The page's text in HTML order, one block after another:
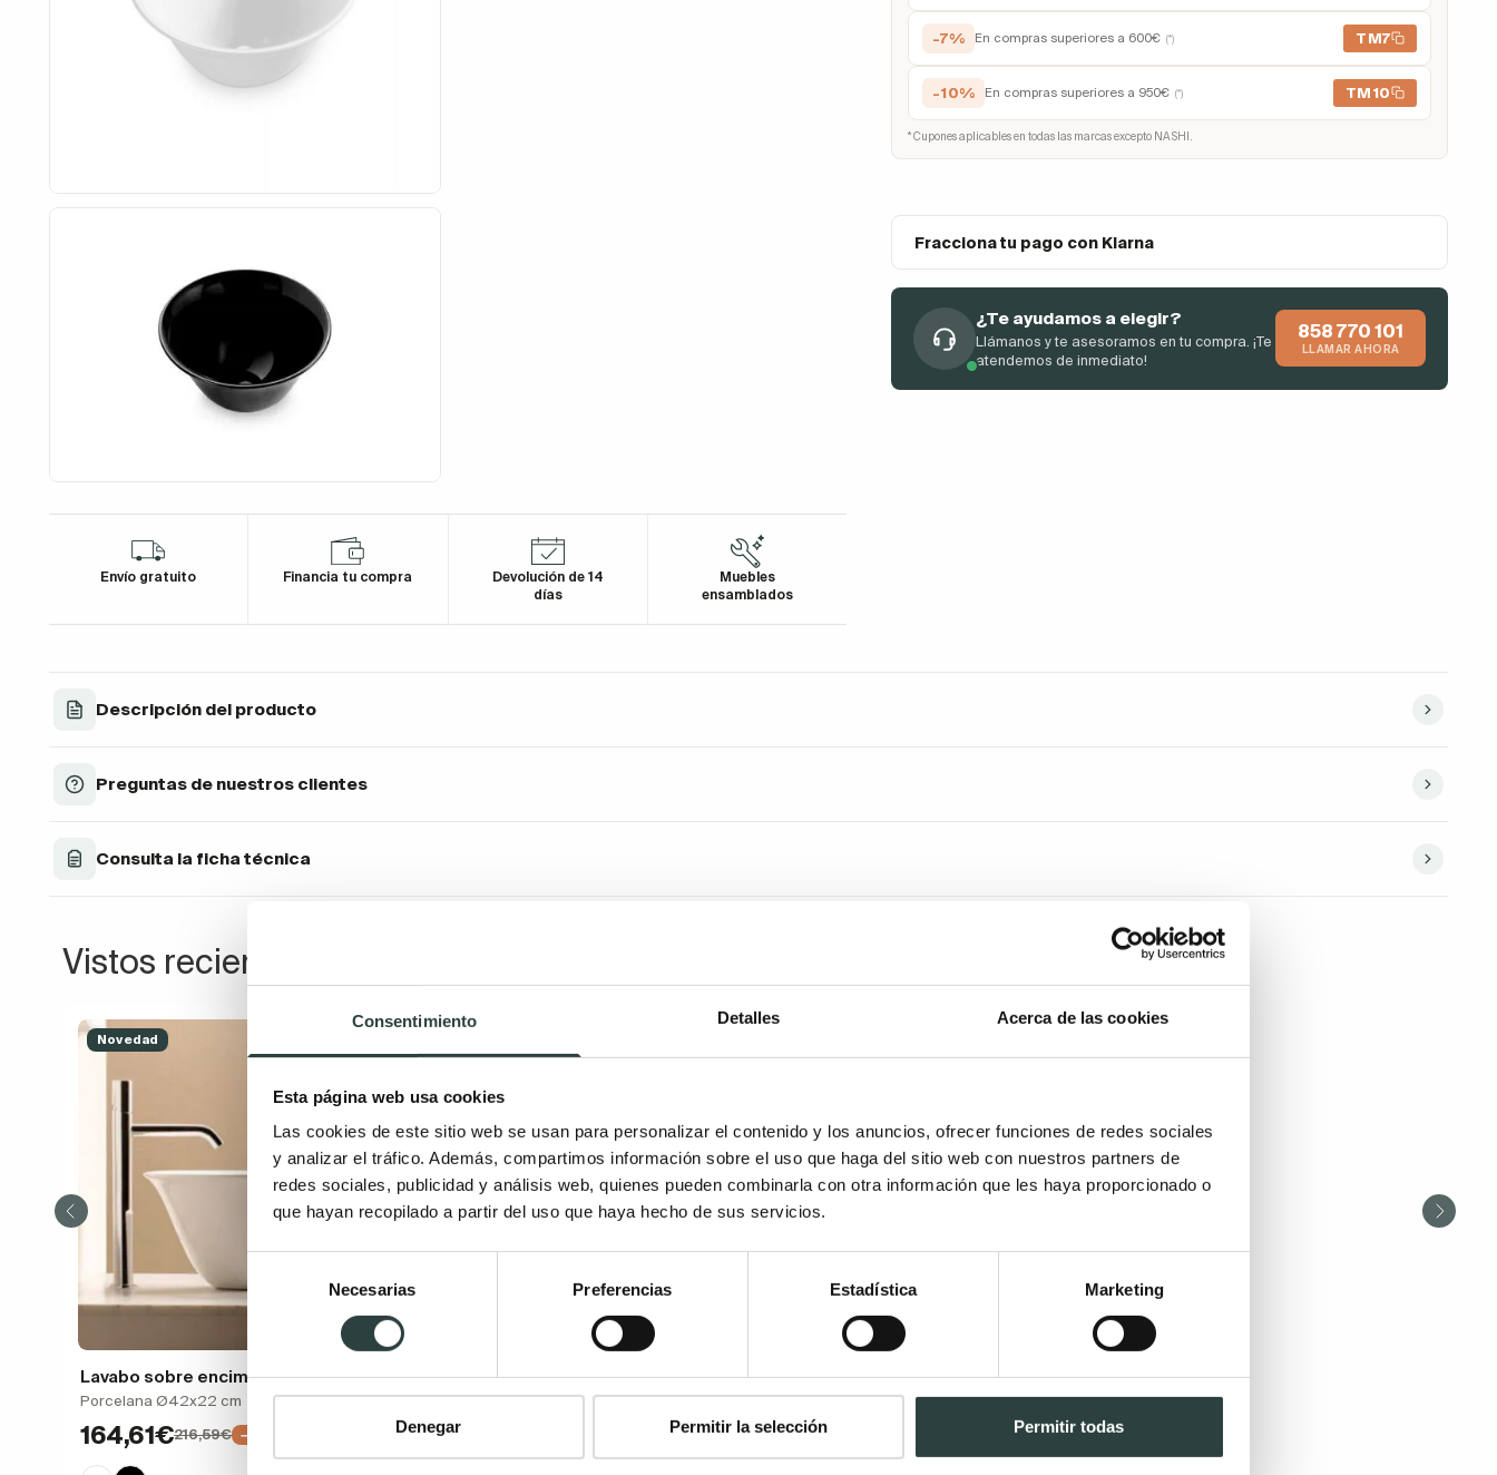
Consentimiento Detalles Acerca de las cookies
Esta página web usa cookies
Las cookies de este sitio web se usan para personalizar el contenido y los anuncios, ofrecer funciones de redes sociales
y analizar el tráfico. Además, compartimos información sobre el uso que haga del sitio web con nuestros partners de
redes sociales, publicidad y análisis web, quienes pueden combinarla con otra información que les haya proporcionado o
que hayan recopilado a partir del uso que haya hecho de sus servicios.
de
consentimiento
Necesarias Preferencias Estadística Marketing
Denegar Permitir la selección Permitir todas
Envío gratuito Financia tu compra
Devolución de 14
días
Muebles
ensamblados
-7% En compras superiores a 600€ (*) TM7
-10% En compras superiores a 950€ (*) TM10
* Cupones aplicables en todas las marcas excepto NASHI.
Fracciona tu pago con Klarna
¿Te ayudamos a elegir?
Llámanos y te asesoramos en tu compra. ¡Te
atendemos de inmediato!
858 770 101
LLAMAR AHORA
Descripción del producto
Preguntas de nuestros clientes
Consulta la ficha técnica
Vistos recientemente
Novedad
Lavabo sobre encimera Bathco Nordic
Porcelana Ø42x22 cm
164,61€216,59€ −24%